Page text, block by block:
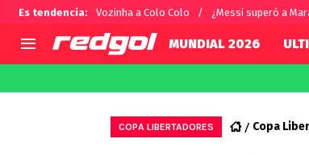
Es tendencia: Vozinha a Colo Colo ¿Messi superó a
Selección Chilena
MUNDIAL 2026
COPA LIBERTADORES Copa